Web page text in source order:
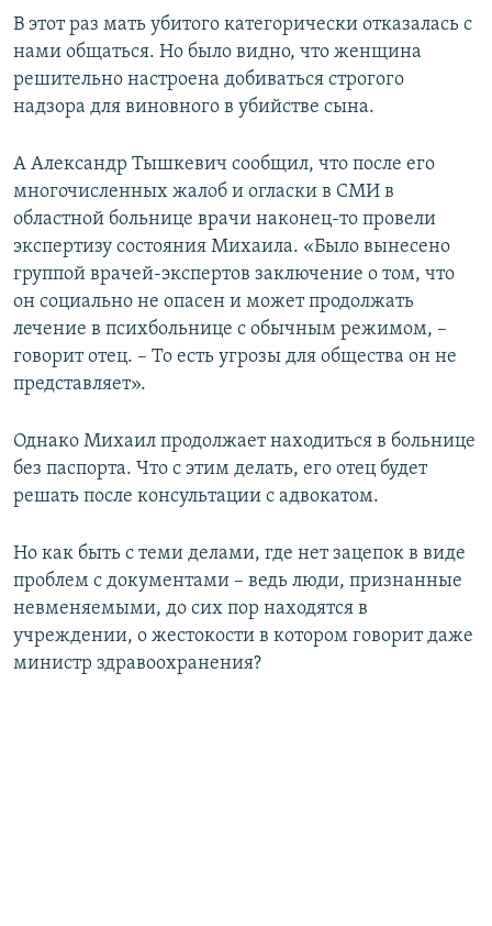
В этот раз мать убитого категорически отказалась с
нами общаться. Но было видно, что женщина
решительно настроена добиваться строгого
надзора для виновного в убийстве сына.
А Александр Тышкевич сообщил, что после его
многочисленных жалоб и огласки в СМИ в
областной больнице врачи наконец-то провели
экспертизу состояния Михаила. «Было вынесено
группой врачей-экспертов заключение о том, что
он социально не опасен и может продолжать
лечение в психбольнице с обычным режимом, –
говорит отец. – То есть угрозы для общества он не
представляет».
Однако Михаил продолжает находиться в больнице
без паспорта. Что с этим делать, его отец будет
решать после консультации с адвокатом.
Но как быть с теми делами, где нет зацепок в виде
проблем с документами – ведь люди, признанные
невменяемыми, до сих пор находятся в
учреждении, о жестокости в котором говорит даже
министр здравоохранения?